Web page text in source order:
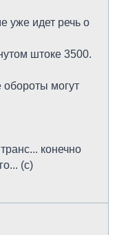
уже идет речь о
штоке 3500.
обороты могут
конечно
(с)